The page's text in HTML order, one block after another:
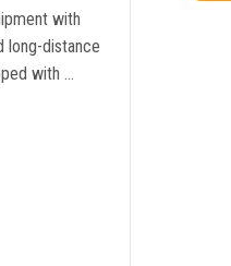
with
long-distance
with …